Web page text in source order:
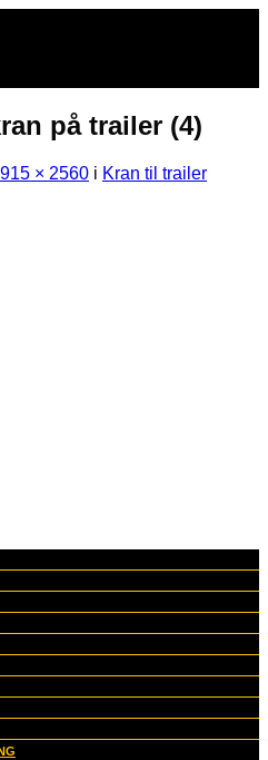
på trailer (4)
× 2560 i Kran til trailer